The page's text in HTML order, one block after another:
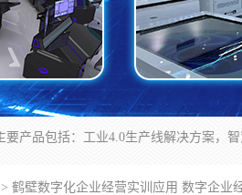
> 鹤壁数字化企业经营实训应用 数字企业